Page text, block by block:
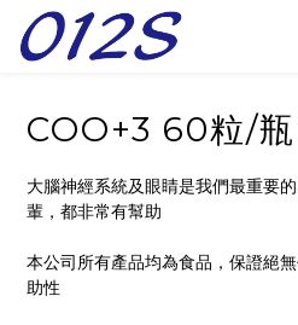
COO+3 60粒/瓶
大腦神經系統及眼睛是我們最重要
輩，都非常有幫助
本公司所有產品均為食品，保證絕
助性